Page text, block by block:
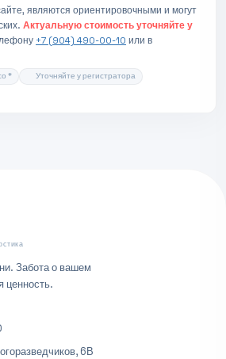
являются ориентировочными и могут
Актуальную стоимость уточняйте у
+7 (904) 490-00-10 или в
*
Уточняйте у регистратора
Забота о вашем
ценность.
6В